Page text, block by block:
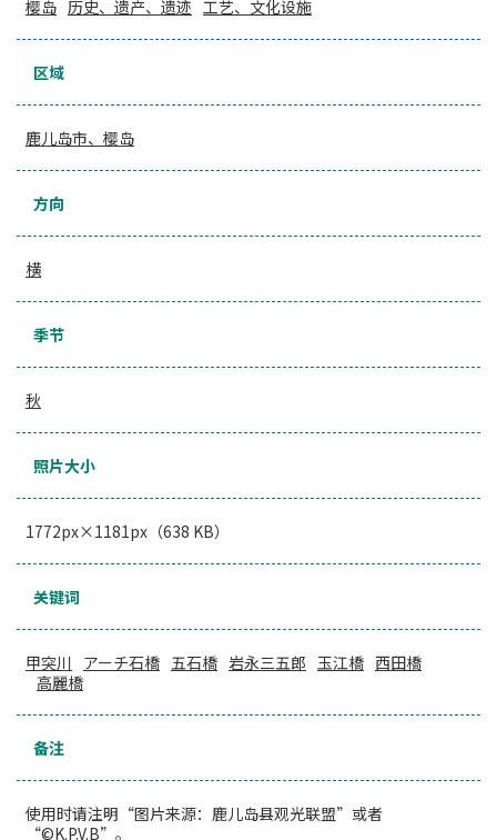
樱岛 历史、遗产、遗迹 工艺、文化设施
区域
鹿儿岛市、樱岛
方向
横
季节
秋
照片大小
1772px×1181px（638 KB）
关键词
甲突川 アーチ石橋 五石橋 岩永三五郎 玉江橋 西田橋
高麗橋
备注
使用时请注明“图片来源：鹿儿岛县观光联盟”或者
“©K.P.V.B”。